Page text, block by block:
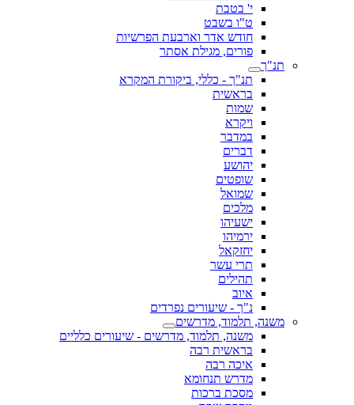
י' בטבת
ט"ו בשבט
חודש אדר וארבעת הפרשיות
פורים, מגילת אסתר
תנ"ך
תנ"ך - כללי, ביקורת המקרא
בראשית
שמות
ויקרא
במדבר
דברים
יהושע
שופטים
שמואל
מלכים
ישעיהו
ירמיהו
יחזקאל
תרי עשר
תהילים
איוב
נ"ך - שיעורים נפרדים
משנה, תלמוד, מדרשים
משנה, תלמוד, מדרשים - שיעורים כלליים
בראשית רבה
איכה רבה
מדרש תנחומא
מסכת ברכות